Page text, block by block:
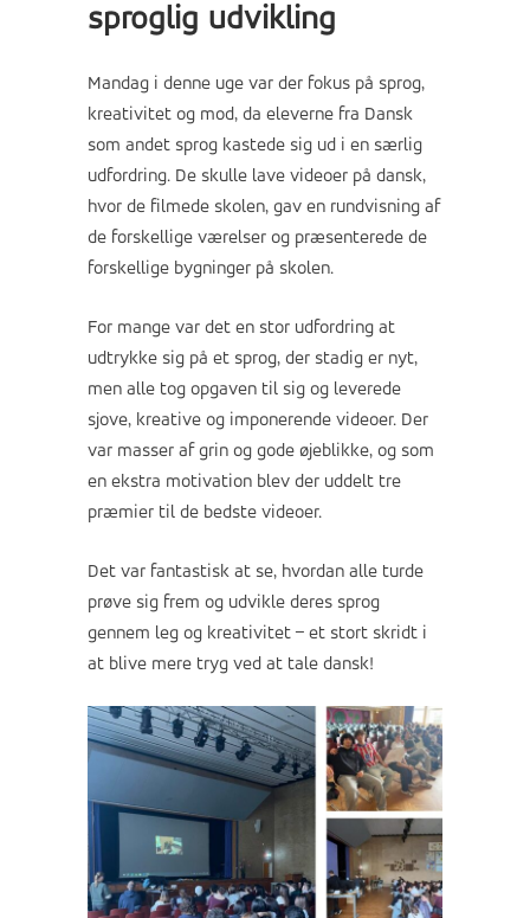
sproglig udvikling
Mandag i denne uge var der fokus på sprog,
kreativitet og mod, da eleverne fra Dansk
som andet sprog kastede sig ud i en særlig
udfordring. De skulle lave videoer på dansk,
hvor de filmede skolen, gav en rundvisning af
de forskellige værelser og præsenterede de
forskellige bygninger på skolen.
For mange var det en stor udfordring at
udtrykke sig på et sprog, der stadig er nyt,
men alle tog opgaven til sig og leverede
sjove, kreative og imponerende videoer. Der
var masser af grin og gode øjeblikke, og som
en ekstra motivation blev der uddelt tre
præmier til de bedste videoer.
Det var fantastisk at se, hvordan alle turde
prøve sig frem og udvikle deres sprog
gennem leg og kreativitet – et stort skridt i
at blive mere tryg ved at tale dansk!